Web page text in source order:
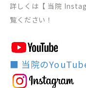
詳しくは【 当院
覧ください！
■ 当院の